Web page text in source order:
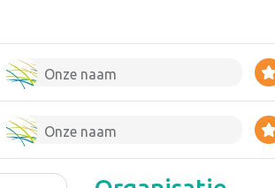
Onze naam
Onze naam